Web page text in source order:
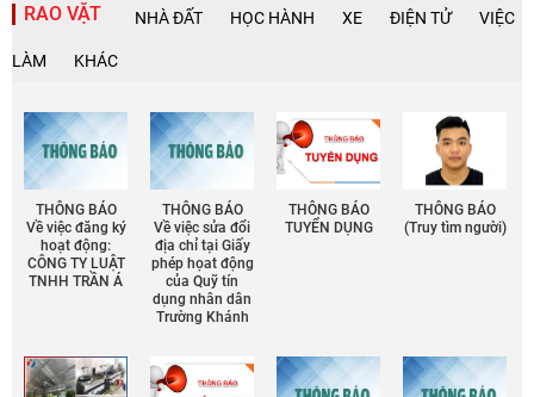
RAO VẶT NHÀ ĐẤT HỌC HÀNH XE ĐIỆN TỬ VIỆC
LÀM KHÁC
THÔNG BÁO
Về việc đăng ký
hoạt động:
CÔNG TY LUẬT
TNHH TRẦN Á
THÔNG BÁO
Về việc sửa đổi
địa chỉ tại Giấy
phép họat động
của Quỹ tín
dụng nhân dân
Trường Khánh
THÔNG BÁO
TUYỂN DỤNG
THÔNG BÁO
(Truy tìm người)